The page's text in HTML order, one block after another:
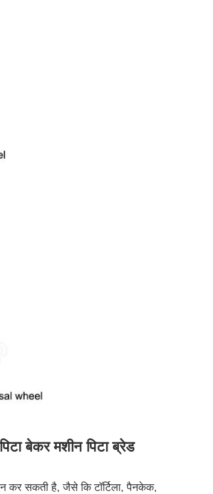
बेकर मशीन पिटा ब्रेड
कर सकती है, जैसे कि टॉर्टिला, पैनकेक,